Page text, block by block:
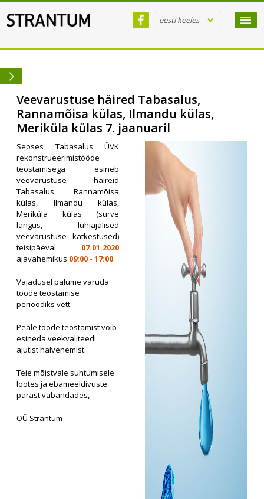
eesti keeles
Veevarustuse häired Tabasalus,
Rannamõisa külas, Ilmandu külas,
Meriküla külas 7. jaanuaril
Seoses Tabasalus ÜVK
rekonstrueerimistööde
teostamisega esineb
veevarustuse häireid
Tabasalus, Rannamõisa
külas, Ilmandu külas,
Meriküla külas (surve
langus, lühiajalised
veevarustuse katkestused)
teisipäeval 07.01.2020
ajavahemikus 09:00 - 17:00.
Vajadusel palume varuda
tööde teostamise
perioodiks vett.
Peale tööde teostamist võib
esineda veekvaliteedi
ajutist halvenemist.
Teie mõistvale suhtumisele
lootes ja ebameeldivuste
pärast vabandades,
OÜ Strantum